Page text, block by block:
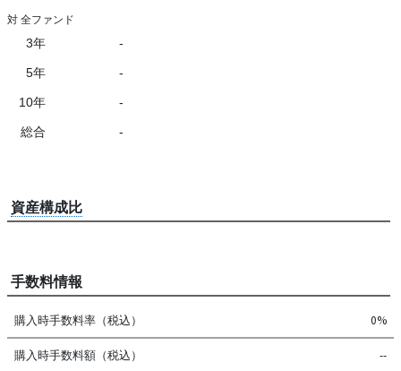
対 全ファンド
3年 -
5年 -
10年 -
総合 -
資産構成比
手数料情報
購入時手数料率（税込） 0%
購入時手数料額（税込） --